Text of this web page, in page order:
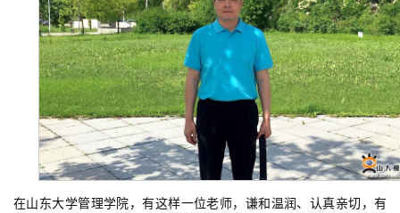
在山东大学管理学院，有这样一位老师，谦和温润、认真亲切，有